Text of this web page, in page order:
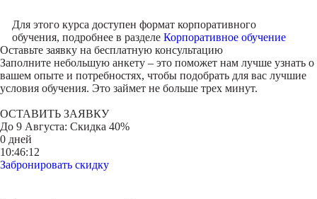
Для этого курса доступен формат корпоративного
обучения, подробнее в разделе Корпоративное обучение
Оставьте заявку на бесплатную консультацию
Заполните небольшую анкету – это поможет нам лучше узнать о
вашем опыте и потребностях, чтобы подобрать для вас лучшие
условия обучения. Это займет не больше трех минут.
ОСТАВИТЬ ЗАЯВКУ
До 9 Августа: Скидка 40%
0 дней
10:46:12
Забронировать скидку